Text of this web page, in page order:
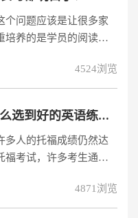
个问题应该是让很多家
培养的是学员的阅读和
些小学英语练习方法，
4524浏览
托福培训周末班哪家好？​​怎么选到好的英语练习机构？
多人的托福成绩仍然达
福考试，许多考生通常
一个好的托福培训机构
选择。那么，托福培训
4871浏览